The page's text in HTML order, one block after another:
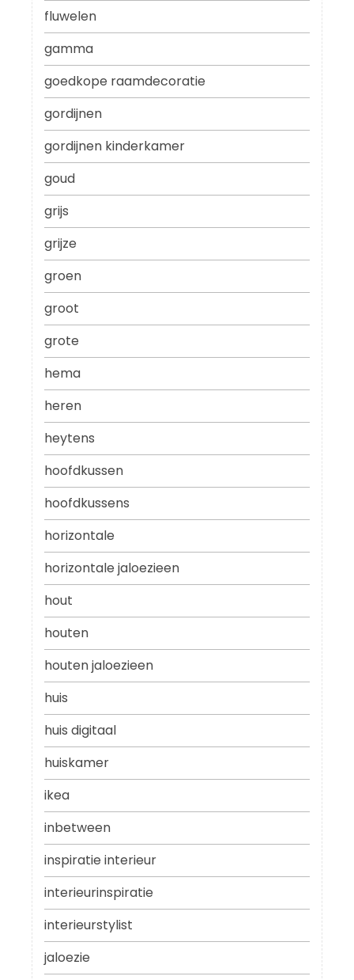
fluwelen
gamma
goedkope raamdecoratie
gordijnen
gordijnen kinderkamer
goud
grijs
grijze
groen
groot
grote
hema
heren
heytens
hoofdkussen
hoofdkussens
horizontale
horizontale jaloezieen
hout
houten
houten jaloezieen
huis
huis digitaal
huiskamer
ikea
inbetween
inspiratie interieur
interieurinspiratie
interieurstylist
jaloezie